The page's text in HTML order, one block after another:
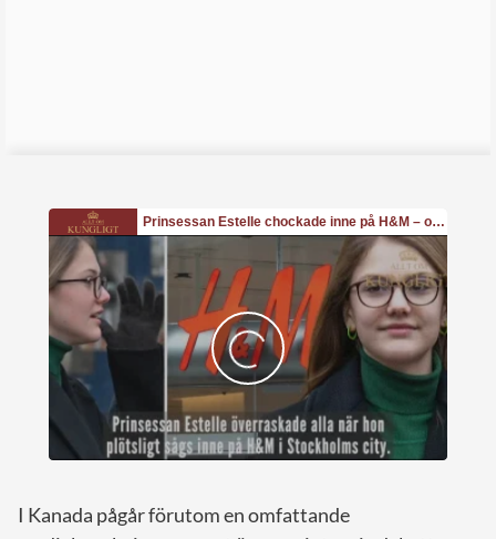
I Kanada pågår förutom en omfattande